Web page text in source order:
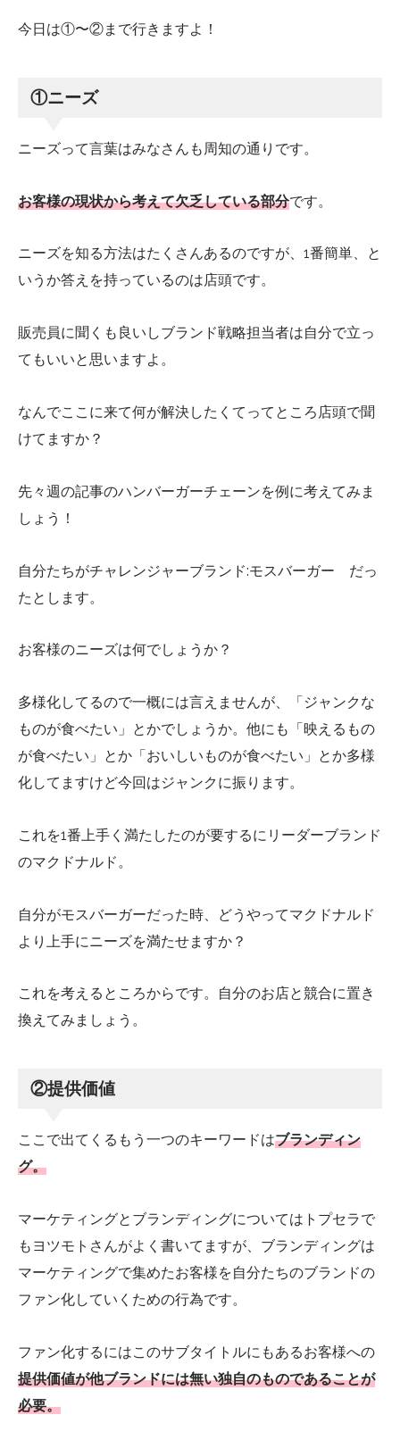
今日は①〜②まで行きますよ！
①ニーズ
ニーズって言葉はみなさんも周知の通りです。
お客様の現状から考えて欠乏している部分です。
ニーズを知る方法はたくさんあるのですが、1番簡単、と
いうか答えを持っているのは店頭です。
販売員に聞くも良いしブランド戦略担当者は自分で立っ
てもいいと思いますよ。
なんでここに来て何が解決したくてってところ店頭で聞
けてますか？
先々週の記事のハンバーガーチェーンを例に考えてみま
しょう！
自分たちがチャレンジャーブランド:モスバーガー だっ
たとします。
お客様のニーズは何でしょうか？
多様化してるので一概には言えませんが、「ジャンクな
ものが食べたい」とかでしょうか。他にも「映えるもの
が食べたい」とか「おいしいものが食べたい」とか多様
化してますけど今回はジャンクに振ります。
これを1番上手く満たしたのが要するにリーダーブランド
のマクドナルド。
自分がモスバーガーだった時、どうやってマクドナルド
より上手にニーズを満たせますか？
これを考えるところからです。自分のお店と競合に置き
換えてみましょう。
②提供価値
ここで出てくるもう一つのキーワードはブランディン
グ。
マーケティングとブランディングについてはトプセラで
もヨツモトさんがよく書いてますが、ブランディングは
マーケティングで集めたお客様を自分たちのブランドの
ファン化していくための行為です。
ファン化するにはこのサブタイトルにもあるお客様への
提供価値が他ブランドには無い独自のものであることが
必要。